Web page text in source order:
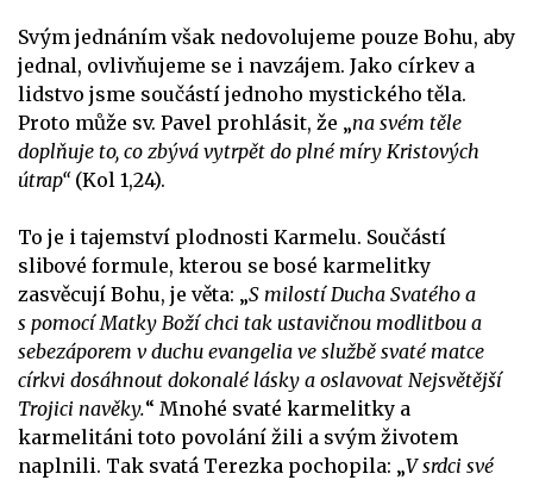
Svým jednáním však nedovolujeme pouze Bohu, aby
jednal, ovlivňujeme se i navzájem. Jako církev a
lidstvo jsme součástí jednoho mystického těla.
Proto může sv. Pavel prohlásit, že „na svém těle
doplňuje to, co zbývá vytrpět do plné míry Kristových
útrap“ (Kol 1,24).
To je i tajemství plodnosti Karmelu. Součástí
slibové formule, kterou se bosé karmelitky
zasvěcují Bohu, je věta: „S milostí Ducha Svatého a
s pomocí Matky Boží chci tak ustavičnou modlitbou a
sebezáporem v duchu evangelia ve službě svaté matce
církvi dosáhnout dokonalé lásky a oslavovat Nejsvětější
Trojici navěky.“ Mnohé svaté karmelitky a
karmelitáni toto povolání žili a svým životem
naplnili. Tak svatá Terezka pochopila: „V srdci své